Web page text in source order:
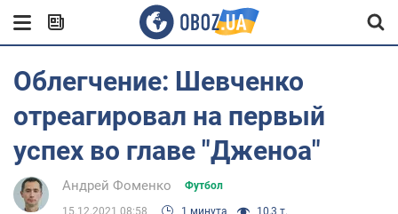
Облегчение: Шевченко
отреагировал на первый
успех во главе "Дженоа"
Андрей Фоменко Футбол
15.12.2021 08:58 1 минута 10,3 т.